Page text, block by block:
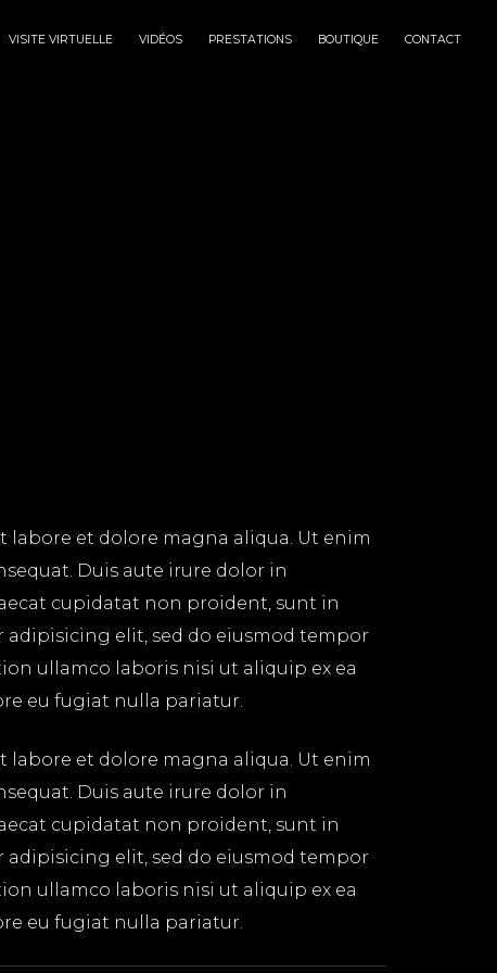
VISITE VIRTUELLE VIDÉOS PRESTATIONS BOUTIQUE CONTACT
et dolore magna aliqua. Ut enim
Duis aute irure dolor in
cupidatat non proident, sunt in
elit, sed do eiusmod tempor
ullamco laboris nisi ut aliquip ex ea
eu fugiat nulla pariatur.
et dolore magna aliqua. Ut enim
Duis aute irure dolor in
cupidatat non proident, sunt in
elit, sed do eiusmod tempor
ullamco laboris nisi ut aliquip ex ea
eu fugiat nulla pariatur.